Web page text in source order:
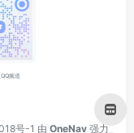
频道
号-1 由 OneNav 强力